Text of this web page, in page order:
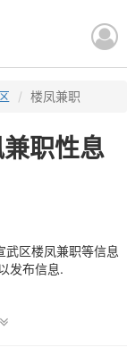
楼凤兼职
职性息
武区楼凤兼职等信息
发布信息.